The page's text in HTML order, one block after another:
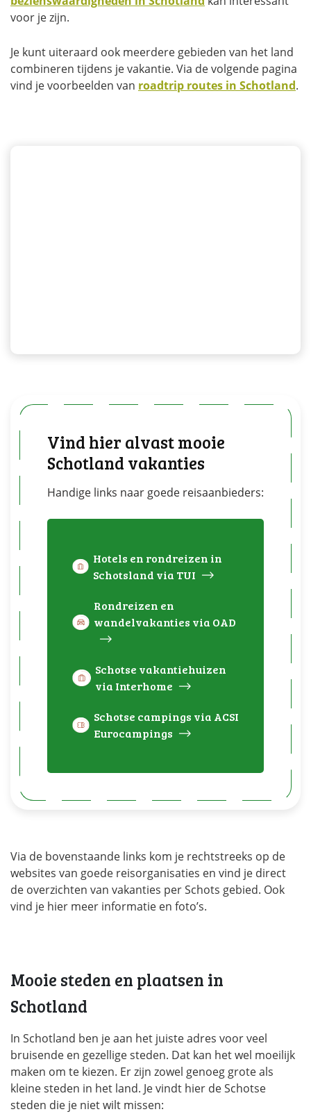
voor je zijn.
Je kunt uiteraard ook meerdere gebieden van het land
combineren tijdens je vakantie. Via de volgende pagina
vind je voorbeelden van roadtrip routes in Schotland.
Vind hier alvast mooie
Schotland vakanties
Handige links naar goede reisaanbieders:
Hotels en rondreizen in
Schotsland via TUI
Rondreizen en
wandelvakanties via OAD
Schotse vakantiehuizen
via Interhome
Schotse campings via ACSI
Eurocampings
Via de bovenstaande links kom je rechtstreeks op de
websites van goede reisorganisaties en vind je direct
de overzichten van vakanties per Schots gebied. Ook
vind je hier meer informatie en foto’s.
Mooie steden en plaatsen in
Schotland
In Schotland ben je aan het juiste adres voor veel
bruisende en gezellige steden. Dat kan het wel moeilijk
maken om te kiezen. Er zijn zowel genoeg grote als
kleine steden in het land. Je vindt hier de Schotse
steden die je niet wilt missen: